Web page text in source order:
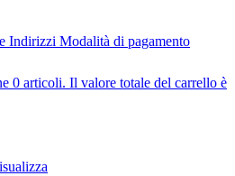
Indirizzi Modalità di pagamento
0 articoli. Il valore totale del carrello è